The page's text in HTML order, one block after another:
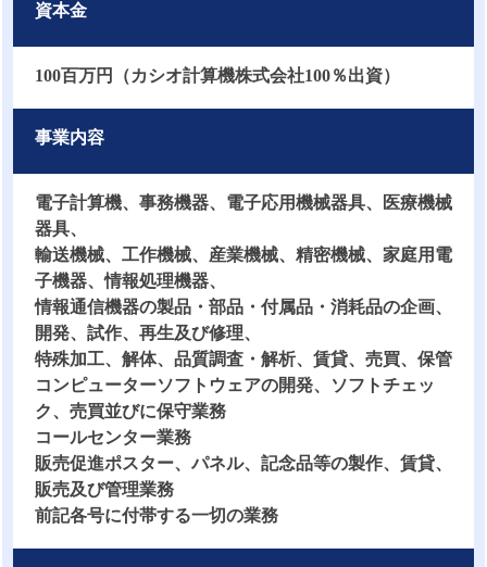
資本金
100百万円（カシオ計算機株式会社100％出資）
事業内容
電子計算機、事務機器、電子応用機械器具、医療機械
器具、
輸送機械、工作機械、産業機械、精密機械、家庭用電
子機器、情報処理機器、
情報通信機器の製品・部品・付属品・消耗品の企画、
開発、試作、再生及び修理、
特殊加工、解体、品質調査・解析、賃貸、売買、保管
コンピューターソフトウェアの開発、ソフトチェッ
ク、売買並びに保守業務
コールセンター業務
販売促進ポスター、パネル、記念品等の製作、賃貸、
販売及び管理業務
前記各号に付帯する一切の業務